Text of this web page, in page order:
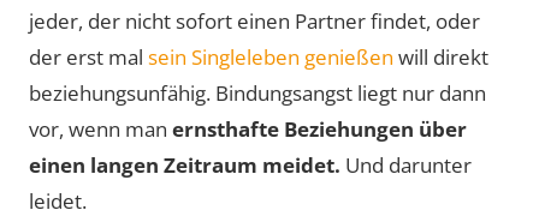
jeder, der nicht sofort einen Partner findet, oder
der erst mal sein Singleleben genießen will direkt
beziehungsunfähig. Bindungsangst liegt nur dann
vor, wenn man ernsthafte Beziehungen über
einen langen Zeitraum meidet. Und darunter
leidet.